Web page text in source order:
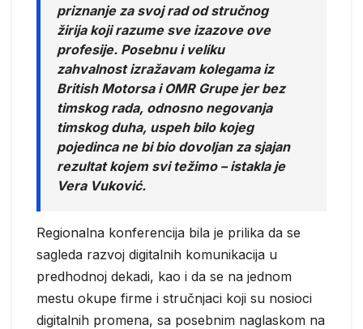
priznanje za svoj rad od stručnog
žirija koji razume sve izazove ove
profesije. Posebnu i veliku
zahvalnost izražavam kolegama iz
British Motorsa i OMR Grupe jer bez
timskog rada, odnosno negovanja
timskog duha, uspeh bilo kojeg
pojedinca ne bi bio dovoljan za sjajan
rezultat kojem svi težimo – istakla je
Vera Vuković.
Regionalna konferencija bila je prilika da se
sagleda razvoj digitalnih komunikacija u
predhodnoj dekadi, kao i da se na jednom
mestu okupe firme i stručnjaci koji su nosioci
digitalnih promena, sa posebnim naglaskom na